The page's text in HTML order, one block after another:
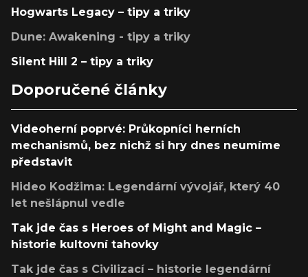
Hogwarts Legacy – tipy a triky
Dune: Awakening - tipy a triky
Silent Hill 2 – tipy a triky
Doporučené články
Videoherní poprvé: Průkopníci herních
mechanismů, bez nichž si hry dnes neumíme
představit
Hideo Kodžima: Legendární vývojář, který 40
let nešlápnul vedle
Tak jde čas s Heroes of Might and Magic –
historie kultovní tahovky
Tak jde čas s Civilizací – historie legendární